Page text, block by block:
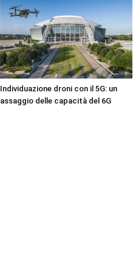
Individuazione droni con il 5G: un
assaggio delle capacità del 6G